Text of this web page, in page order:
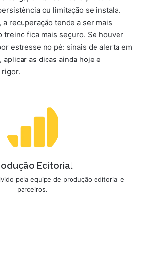
ou limitação se instala.
a recuperação tende a ser mais
treino fica mais seguro. Se houver
estresse no pé: sinais de alerta em
as dicas ainda hoje e
rigor.
Editorial
pela equipe de produção editorial e
parceiros.